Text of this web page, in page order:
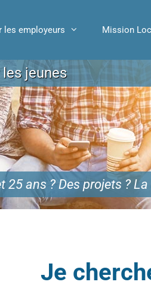
les employeurs Mission
jeunes
25 ans ? Des projets ?
Je